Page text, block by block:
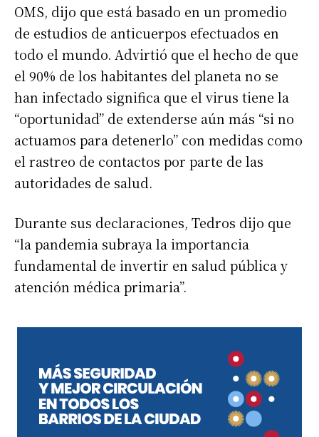
OMS, dijo que está basado en un promedio
de estudios de anticuerpos efectuados en
todo el mundo. Advirtió que el hecho de que
el 90% de los habitantes del planeta no se
han infectado significa que el virus tiene la
“oportunidad” de extenderse aún más “si no
actuamos para detenerlo” con medidas como
el rastreo de contactos por parte de las
autoridades de salud.
Durante sus declaraciones, Tedros dijo que
“la pandemia subraya la importancia
fundamental de invertir en salud pública y
atención médica primaria”.